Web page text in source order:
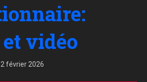
vidéo
février 2026